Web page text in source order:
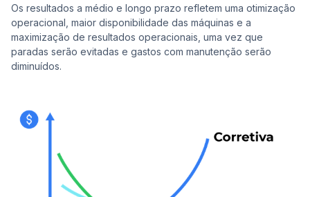
Os resultados a médio e longo prazo refletem uma otimização
operacional, maior disponibilidade das máquinas e a
maximização de resultados operacionais, uma vez que
paradas serão evitadas e gastos com manutenção serão
diminuídos.